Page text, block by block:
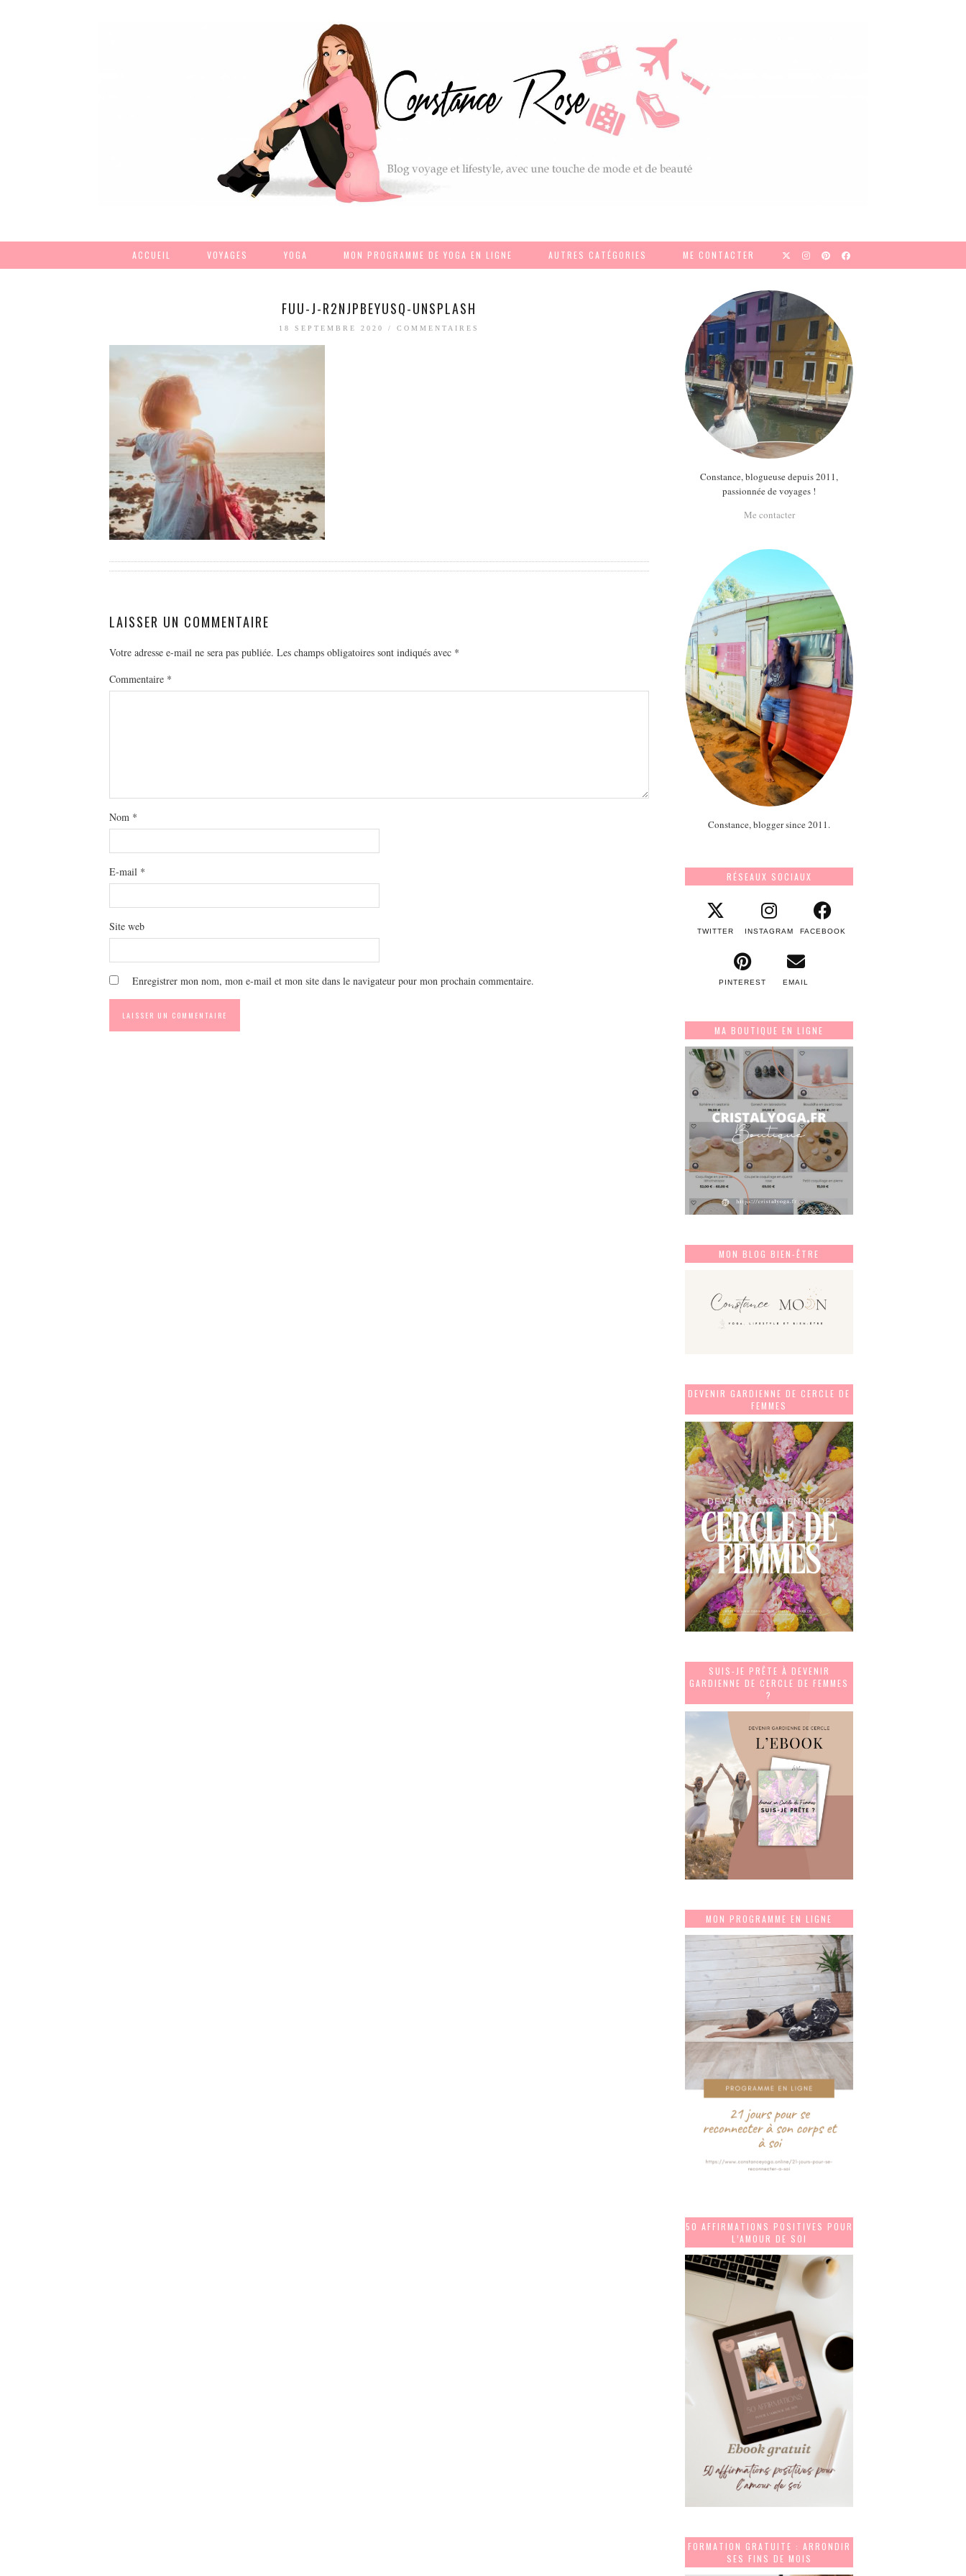
ACCUEIL VOYAGES YOGA MON PROGRAMME DE YOGA EN LIGNE AUTRES CATÉGORIES ME CONTACTER
FUU-J-R2NJPBEYUSQ-UNSPLASH
18 SEPTEMBRE 2020 /COMMENTAIRES
LAISSER UN COMMENTAIRE
Votre adresse e-mail ne sera pas publiée. Les champs obligatoires sont indiqués avec *
Commentaire *
Nom *
E-mail *
Site web
Enregistrer mon nom, mon e-mail et mon site dans le navigateur pour mon prochain commentaire.
Constance, blogueuse depuis 2011,
passionnée de voyages !
Me contacter
Constance, blogger since 2011.
RÉSEAUX SOCIAUX
TWITTER INSTAGRAM FACEBOOK
PINTEREST EMAIL
MA BOUTIQUE EN LIGNE
MON BLOG BIEN-ÊTRE
DEVENIR GARDIENNE DE CERCLE DE
FEMMES
SUIS-JE PRÊTE À DEVENIR
GARDIENNE DE CERCLE DE FEMMES
?
MON PROGRAMME EN LIGNE
50 AFFIRMATIONS POSITIVES POUR
L’AMOUR DE SOI
FORMATION GRATUITE : ARRONDIR
SES FINS DE MOIS